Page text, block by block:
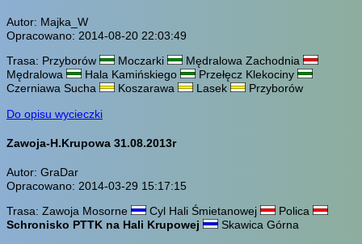
Autor: Majka_W
Opracowano: 2014-08-20 22:03:49
Trasa: Przyborów
Moczarki
Mędralowa Zachodnia
Mędralowa
Hala Kamińskiego
Przełęcz Klekociny
Czerniawa Sucha
Koszarawa Lasek
Przyborów
Do opisu wycieczki
Zawoja-H.Krupowa 31.08.2013r
Autor: GraDar
Opracowano: 2014-03-29 15:17:15
Trasa: Zawoja Mosorne
Cyl Hali Śmietanowej
Polica
Schronisko PTTK na Hali Krupowej
Skawica Górna